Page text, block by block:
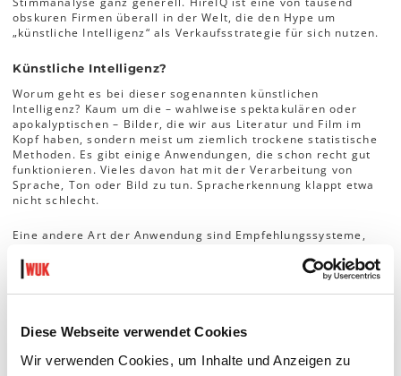
Diese Webseite verwendet Cookies
Wir verwenden Cookies, um Inhalte und Anzeigen zu
obskuren Firmen überall in der Welt, die den Hype um
„künstliche Intelligenz“ als Verkaufsstrategie für sich nutzen.
Künstliche Intelligenz?
Worum geht es bei dieser sogenannten künstlichen
Intelligenz? Kaum um die – wahlweise spektakulären oder
apokalyptischen – Bilder, die wir aus Literatur und Film im
Kopf haben, sondern meist um ziemlich trockene statistische
Methoden. Es gibt einige Anwendungen, die schon recht gut
funktionieren. Vieles davon hat mit der Verarbeitung von
Sprache, Ton oder Bild zu tun. Spracherkennung klappt etwa
nicht schlecht.
Eine andere Art der Anwendung sind Empfehlungssysteme,
Empfehlungssystem mit dem derzeit größten
gesellschaftlichen Einfluss ist wohl Googles YouTube. Dessen
Empfehlungen und die automatisch abgespielten Folgevideos
Nach welchen Kriterien YouTube berechnet, welche Videos